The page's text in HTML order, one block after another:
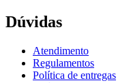
Dúvidas
Atendimento
Regulamentos
Política de entregas